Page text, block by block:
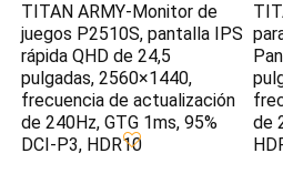
TITAN ARMY-Monitor de
juegos P2510S, pantalla IPS
rápida QHD de 24,5
pulgadas, 2560×1440,
frecuencia de actualización
de 240Hz, GTG 1ms, 95%
DCI-P3, HDR10
de